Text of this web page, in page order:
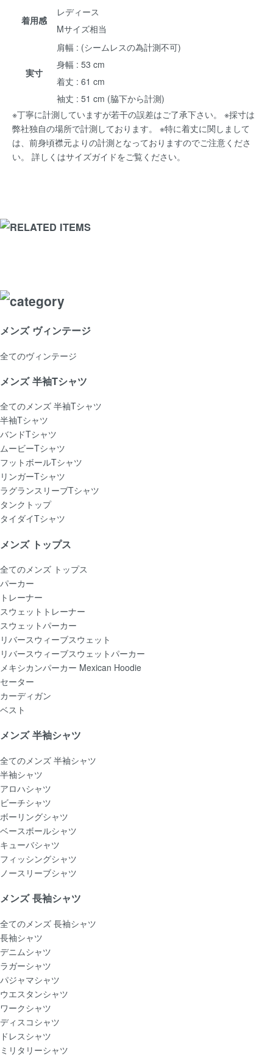
着用感
レディース
Mサイズ相当
実寸
肩幅 : (シームレスの為計測不可)
身幅 : 53 cm
着丈 : 61 cm
袖丈 : 51 cm (脇下から計測)
※丁寧に計測していますが若干の誤差はご了承下さい。 ※採寸は
弊社独自の場所で計測しております。 ※特に着丈に関しまして
は、前身頃襟元よりの計測となっておりますのでご注意くださ
い。 詳しくはサイズガイドをご覧ください。
メンズ ヴィンテージ
全てのヴィンテージ
メンズ 半袖Tシャツ
全てのメンズ 半袖Tシャツ
半袖Tシャツ
バンドTシャツ
ムービーTシャツ
フットボールTシャツ
リンガーTシャツ
ラグランスリーブTシャツ
タンクトップ
タイダイTシャツ
メンズ トップス
全てのメンズ トップス
パーカー
トレーナー
スウェットトレーナー
スウェットパーカー
リバースウィーブスウェット
リバースウィーブスウェットパーカー
メキシカンパーカー Mexican Hoodie
セーター
カーディガン
ベスト
メンズ 半袖シャツ
全てのメンズ 半袖シャツ
半袖シャツ
アロハシャツ
ビーチシャツ
ボーリングシャツ
ベースボールシャツ
キューバシャツ
フィッシングシャツ
ノースリーブシャツ
メンズ 長袖シャツ
全てのメンズ 長袖シャツ
長袖シャツ
デニムシャツ
ラガーシャツ
パジャマシャツ
ウエスタンシャツ
ワークシャツ
ディスコシャツ
ドレスシャツ
ミリタリーシャツ